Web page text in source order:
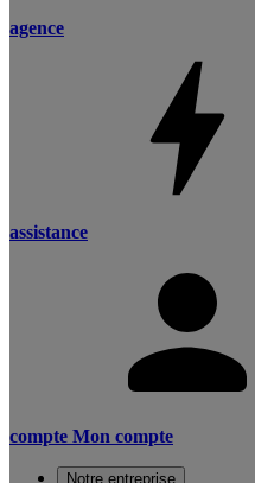
agence
assistance
compte Mon compte
Notre entreprise